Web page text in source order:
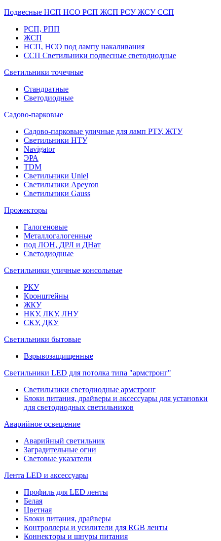
Подвесные НСП НСО РСП ЖСП РСУ ЖСУ ССП
РСП, РПП
ЖСП
НСП, НСО под лампу накаливания
ССП Светильники подвесные светодиодные
Светильники точечные
Стандратные
Светодиодные
Садово-парковые
Садово-парковые уличные для ламп РТУ, ЖТУ
Светильники НТУ
Navigator
ЭРА
TDM
Светильники Uniel
Светильники Apeyron
Светильники Gauss
Прожекторы
Галогеновые
Металлогалогенные
под ЛОН, ДРЛ и ДНат
Светодиодные
Светильники уличные консольные
РКУ
Кронштейны
ЖКУ
НКУ, ЛКУ, ЛНУ
СКУ, ДКУ
Светильники бытовые
Взрывозащищенные
Светильники LED для потолка типа "армстронг"
Светильники светодиодные армстронг
Блоки питания, драйверы и аксессуары для установки
для светодиодных светильников
Аварийное освещение
Аварийный светильник
Заградительные огни
Световые указатели
Лента LED и аксессуары
Профиль для LED ленты
Белая
Цветная
Блоки питания, драйверы
Контроллеры и усилители для RGB ленты
Коннекторы и шнуры питания